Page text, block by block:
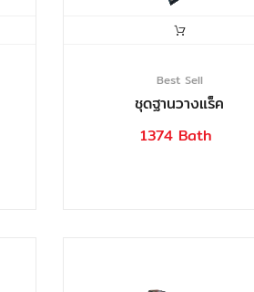
Best Sell
ชุดฐานวางแร็ค
1374 Bath